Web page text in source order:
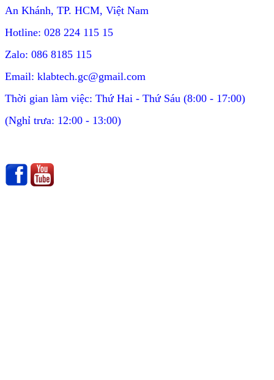
An Khánh, TP. HCM, Việt Nam
Hotline: 028 224 115 15
Zalo: 086 8185 115
Email: klabtech.gc@gmail.com
Thời gian làm việc: Thứ Hai - Thứ Sáu (8:00 - 17:00)
(Nghỉ trưa: 12:00 - 13:00)